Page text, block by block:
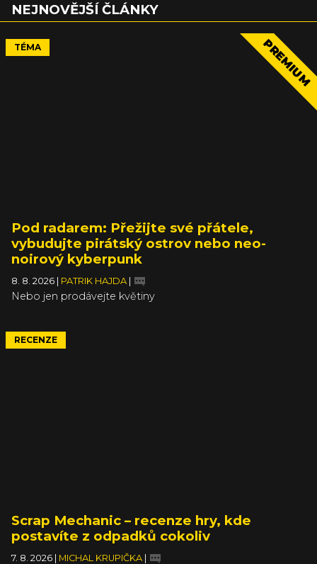
NEJNOVĚJŠÍ ČLÁNKY
TÉMA PREMIUM
Pod radarem: Přežijte své přátele,
vybudujte pirátský ostrov nebo neo-
noirový kyberpunk
8. 8. 2026 | PATRIK HAJDA |
Nebo jen prodávejte květiny
RECENZE
Scrap Mechanic – recenze hry, kde
postavíte z odpadků cokoliv
7. 8. 2026 | MICHAL KRUPIČKA |